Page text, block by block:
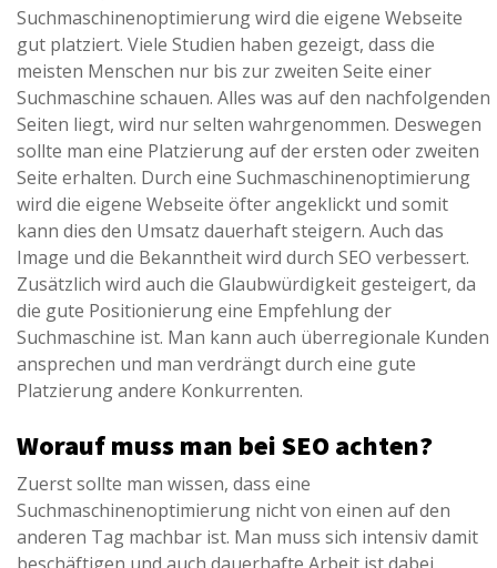
Suchmaschinenoptimierung wird die eigene Webseite
gut platziert. Viele Studien haben gezeigt, dass die
meisten Menschen nur bis zur zweiten Seite einer
Suchmaschine schauen. Alles was auf den nachfolgenden
Seiten liegt, wird nur selten wahrgenommen. Deswegen
sollte man eine Platzierung auf der ersten oder zweiten
Seite erhalten. Durch eine Suchmaschinenoptimierung
wird die eigene Webseite öfter angeklickt und somit
kann dies den Umsatz dauerhaft steigern. Auch das
Image und die Bekanntheit wird durch SEO verbessert.
Zusätzlich wird auch die Glaubwürdigkeit gesteigert, da
die gute Positionierung eine Empfehlung der
Suchmaschine ist. Man kann auch überregionale Kunden
ansprechen und man verdrängt durch eine gute
Platzierung andere Konkurrenten.
Worauf muss man bei SEO achten?
Zuerst sollte man wissen, dass eine
Suchmaschinenoptimierung nicht von einen auf den
anderen Tag machbar ist. Man muss sich intensiv damit